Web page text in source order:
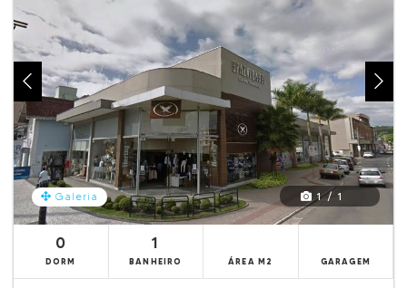
Galeria 1 / 1
0
DORM
1
BANHEIRO ÁREA M2 GARAGEM